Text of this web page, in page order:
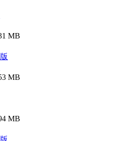
MB
MB
MB